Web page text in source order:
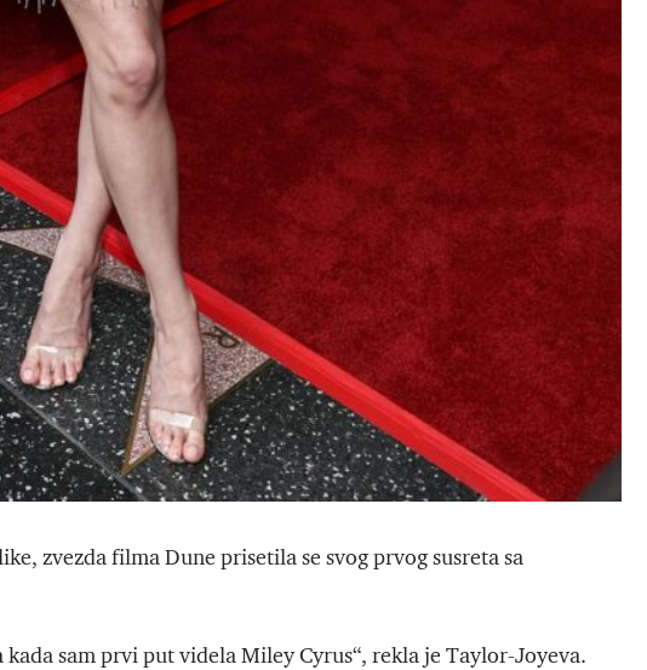
zvezda filma Dune prisetila se svog prvog susreta sa
kada sam prvi put videla Miley Cyrus“, rekla je Taylor-Joyeva.